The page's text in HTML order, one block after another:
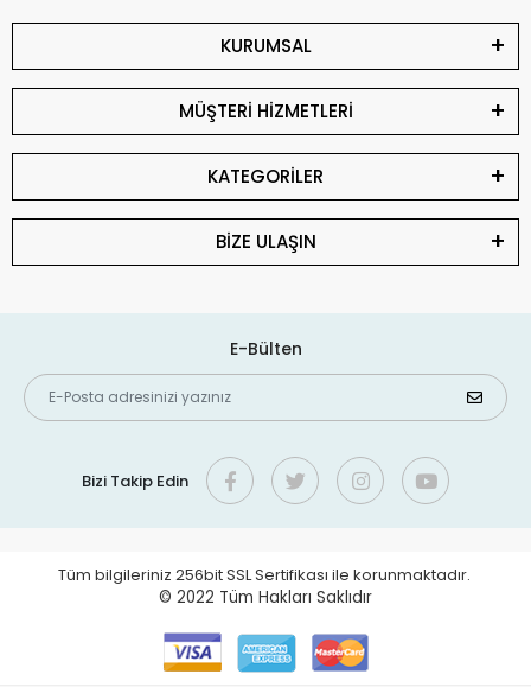
KURUMSAL
MÜŞTERİ HİZMETLERİ
KATEGORİLER
BİZE ULAŞIN
E-Bülten
Bizi Takip Edin
Tüm bilgileriniz 256bit SSL Sertifikası ile korunmaktadır.
© 2022 Tüm Hakları Saklıdır